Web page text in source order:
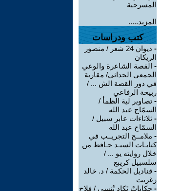
المسرحية
المزيد.....
كتب ودراسات
-
ديوان 24 شعر / منصور
الريكان
- القصة الشاعرة والوعي
الجمعي الحداثي/ مقاربة
في دور القصة الش ... /
ربيحة الرفاعي
- تصاوير لية الظمأ /
السمّاح عبد الله
- ثلاثاءات عابر سبيل /
السمّاح عبد الله
- ملامــح التجريــب في
كتابـات السيـد حـافظ من
خلال روايته يو ... /
سلسبيل كريبع
- قناديل الحكمة / د. خالد
زغريت
- حكاياتْ تَكاد تُنسى / فلاح